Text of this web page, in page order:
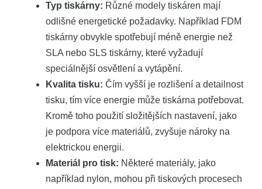
Typ ⁤tiskárny: Různé modely tiskáren mají​
odlišné​ energetické požadavky. Například FDM
tiskárny ‍obvykle spotřebují méně energie než
SLA nebo SLS tiskárny, které vyžadují
⁤speciálnější osvětlení a vytápění.
Kvalita tisku: Čím vyšší‌ je rozlišení a detailnost
tisku, tím⁤ více energie může tiskárna potřebovat.
Kromě toho použití složitějších nastavení, jako
je podpora více materiálů, zvyšuje ​nároky na⁣
elektrickou energii.
Materiál⁢ pro tisk: Některé materiály, jako
například ⁤nylon, mohou při tiskových procesech⁢